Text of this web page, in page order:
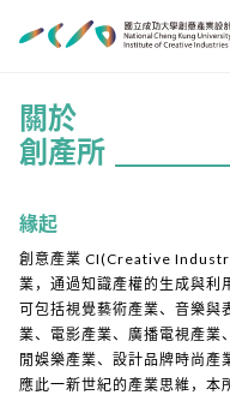
關於
創產所
緣起
創意產業 CI(Creative
業，通過知識產權的生成與利
可包括視覺藝術產業、音樂與
業、電影產業、廣播電視產業
閒娛樂產業、設計品牌時尚產
應此一新世紀的產業思維，本